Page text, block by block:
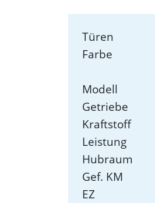
Türen
Farbe
Modell
Getriebe
Kraftstoff
Leistung
Hubraum
Gef. KM
EZ